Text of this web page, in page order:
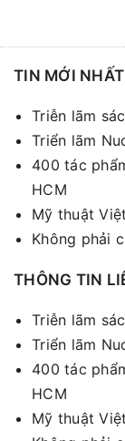
TIN MỚI NHẤT
Triễn lãm
Triển lãm
400 tác
HCM
Mỹ thuật
Không phải
THÔNG TIN
Triễn lãm
Triển lãm
400 tác
HCM
Mỹ thuật